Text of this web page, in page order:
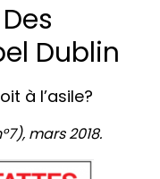
Dublin
à l’asile?
mars 2018.